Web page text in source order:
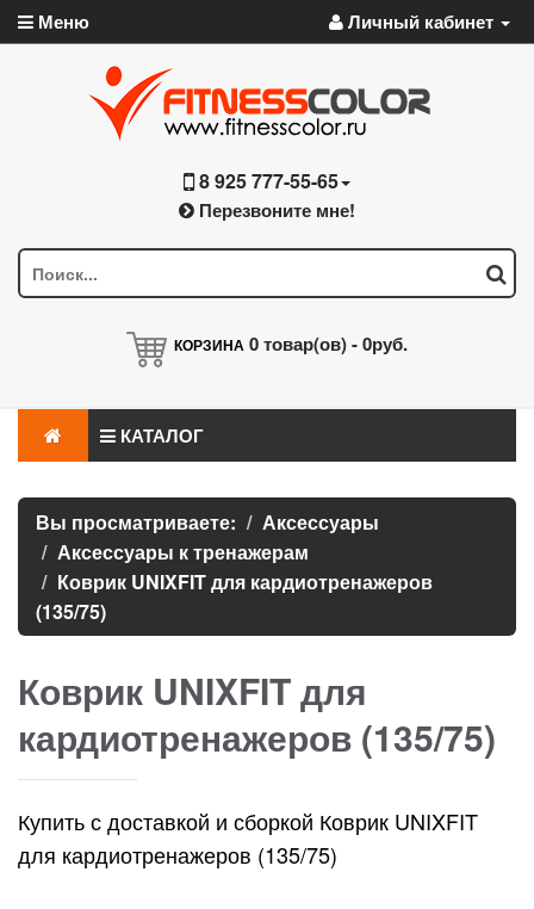
Меню Личный кабинет
8 925 777-55-65
Перезвоните мне!
КОРЗИНА 0товар(ов) -0руб.
КАТАЛОГ
Вы просматриваете:
Аксессуары
Аксессуары к тренажерам
Коврик UNIXFIT для кардиотренажеров
(135/75)
Коврик UNIXFIT для
кардиотренажеров (135/75)
Купить с доставкой и сборкой Коврик UNIXFIT
для кардиотренажеров (135/75)